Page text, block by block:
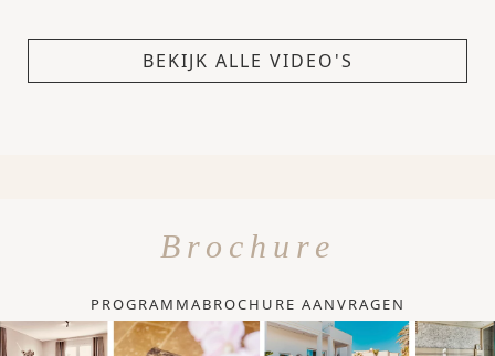
BEKIJK ALLE VIDEO'S
Brochure
PROGRAMMABROCHURE AANVRAGEN